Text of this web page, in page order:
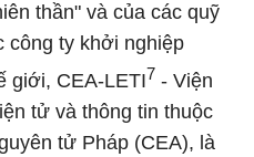
thần" và của các quỹ
công ty khởi nghiệp
giới, CEA-LETI7 - Viện
tử và thông tin thuộc
tử Pháp (CEA), là